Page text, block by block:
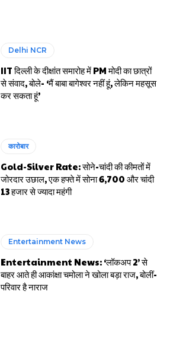
Delhi NCR
IIT दिल्ली के दीक्षांत समारोह में PM मोदी का छात्रों
से संवाद, बोले- ‘मैं बाबा बागेश्वर नहीं हूं, लेकिन महसूस
कर सकता हूं’
कारोबार
Gold-Silver Rate: सोने-चांदी की कीमतों में
जोरदार उछाल, एक हफ्ते में सोना ₹6,700 और चांदी
₹13 हजार से ज्यादा महंगी
Entertainment News
Entertainment News: ‘लॉकअप 2’ से
बाहर आते ही आकांक्षा चमोला ने खोला बड़ा राज, बोलीं-
परिवार है नाराज